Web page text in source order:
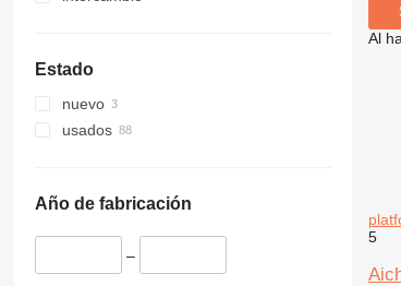
330
349
350
390
395
TM
Estado
nuevo
usados
Año de fabricación
–
Al
5